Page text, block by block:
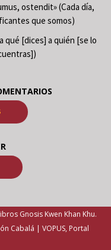
ostendit» (Cada día,
que somos)
qué [dices] a quién [se lo
Gnosis Kwen Khan Khu.
Cabalá | VOPUS, Portal